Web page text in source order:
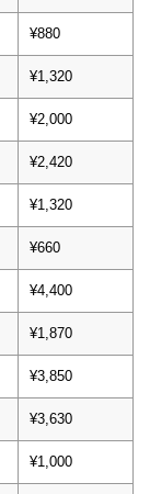
¥880
¥1,320
¥2,000
¥2,420
¥1,320
¥660
¥4,400
¥1,870
¥3,850
¥3,630
¥1,000